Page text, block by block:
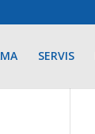
SERVIS